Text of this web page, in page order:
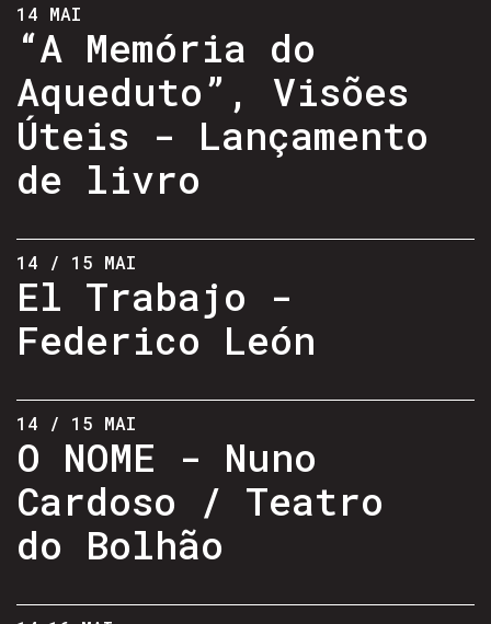
14 MAI
“A Memória do
Aqueduto”, Visões
Úteis - Lançamento
de livro
14 / 15 MAI
El Trabajo -
Federico León
14 / 15 MAI
O NOME - Nuno
Cardoso / Teatro
do Bolhão